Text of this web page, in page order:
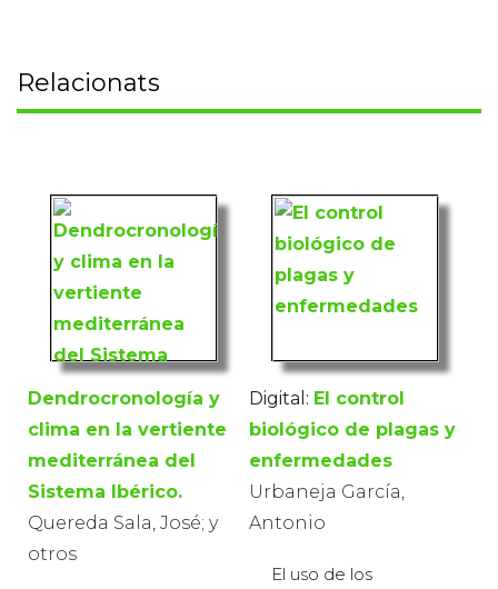
Relacionats
Dendrocronología y
clima en la vertiente
mediterránea del
Sistema Ibérico.
Quereda Sala, José; y
otros
Digital: El control
biológico de plagas y
enfermedades
Urbaneja García,
Antonio
El uso de los